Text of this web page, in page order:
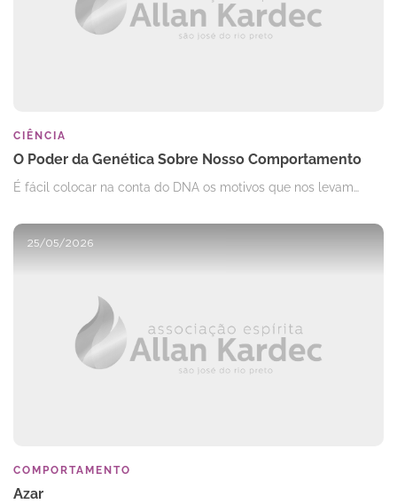
CIÊNCIA
O Poder da Genética Sobre Nosso Comportamento
É fácil colocar na conta do DNA os motivos que nos levam…
25/05/2026
COMPORTAMENTO
Azar